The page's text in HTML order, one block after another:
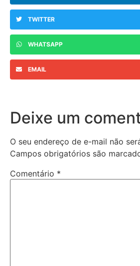
TWITTER
WHATSAPP
EMAIL
Deixe um
O seu endereço de e-mail não
Campos obrigatórios são
Comentário *